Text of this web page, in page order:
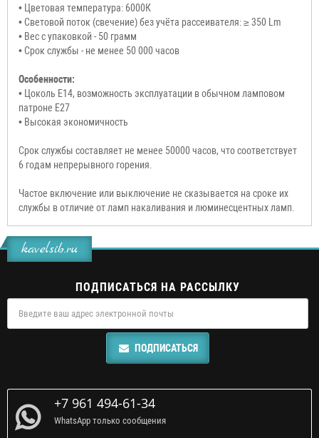
• Цветовая температура: 6000К
• Световой поток (свечение) без учёта рассеивателя: ≥ 350 Lm
• Вес с упаковкой - 50 грамм
• Срок службы - не менее 50 000 часов
Особенности:
• Цоколь E14, возможность эксплуатации в обычном ламповом
патроне E27
• Высокая экономичность
Срок службы составляет не менее 50000 часов, что соответствует
6 годам непрерывного горения.
Частое включение или выключение не сказывается на сроке их
службы в отличие от ламп накаливания и люминесцентных ламп.
kavelsib.ru
ПОДПИСАТЬСЯ НА РАССЫЛКУ
ПОДПИСАТЬСЯ
+7 961 494-61-34
WhatsApp только сообщения